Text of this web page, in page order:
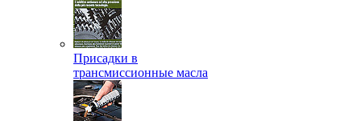
Присадки в
трансмиссионные масла